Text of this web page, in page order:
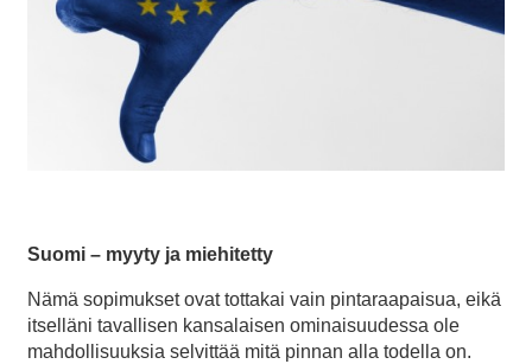
Suomi – myyty ja miehitetty
Nämä sopimukset ovat tottakai vain pintaraapaisua, eikä
itselläni tavallisen kansalaisen ominaisuudessa ole
mahdollisuuksia selvittää mitä pinnan alla todella on.